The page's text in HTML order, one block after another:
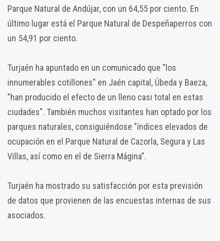
Parque Natural de Andújar, con un 64,55 por ciento. En
último lugar está el Parque Natural de Despeñaperros con
un 54,91 por ciento.
Turjaén ha apuntado en un comunicado que "los
innumerables cotillones" en Jaén capital, Úbeda y Baeza,
"han producido el efecto de un lleno casi total en estas
ciudades". También muchos visitantes han optado por los
parques naturales, consiguiéndose "índices elevados de
ocupación en el Parque Natural de Cazorla, Segura y Las
Villas, así como en el de Sierra Mágina".
Turjaén ha mostrado su satisfacción por esta previsión
de datos que provienen de las encuestas internas de sus
asociados.